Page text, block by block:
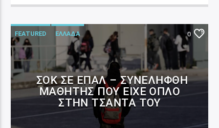
FEATURED ΕΛΛΑΔΑ 0
ΣΟΚ ΣΕ ΕΠΑΛ – ΣΥΝΕΛΉΦΘΗ
ΜΑΘΗΤΉΣ ΠΟΥ ΕΊΧΕ ΌΠΛΟ
ΣΤΗΝ ΤΣΆΝΤΑ ΤΟΥ